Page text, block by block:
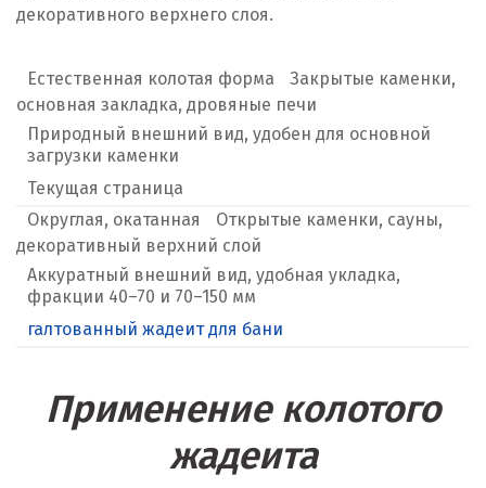
декоративного верхнего слоя.
Естественная колотая форма
Закрытые каменки,
основная закладка, дровяные печи
Природный внешний вид, удобен для основной
загрузки каменки
Текущая страница
Округлая, окатанная
Открытые каменки, сауны,
декоративный верхний слой
Аккуратный внешний вид, удобная укладка,
фракции 40–70 и 70–150 мм
галтованный жадеит для бани
Применение колотого
жадеита